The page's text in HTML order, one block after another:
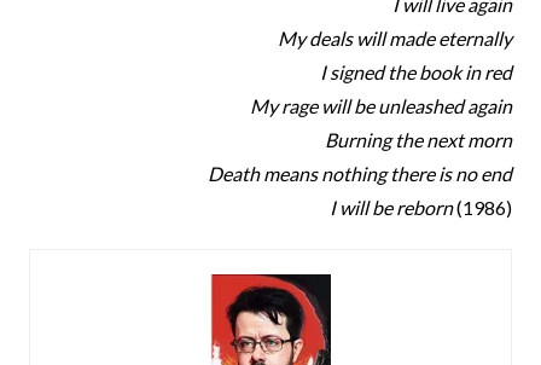
My deals will made eternally
I signed the book in red
My rage will be unleashed again
Burning the next morn
Death means nothing there is no end
I will be reborn(1986)